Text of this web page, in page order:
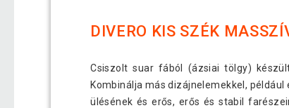
DIVERO KIS SZÉK
Csiszolt suar fából (ázsiai tölgy)
Kombinálja más dizájnelemekkel,
ülésének és erős, erős és stabil